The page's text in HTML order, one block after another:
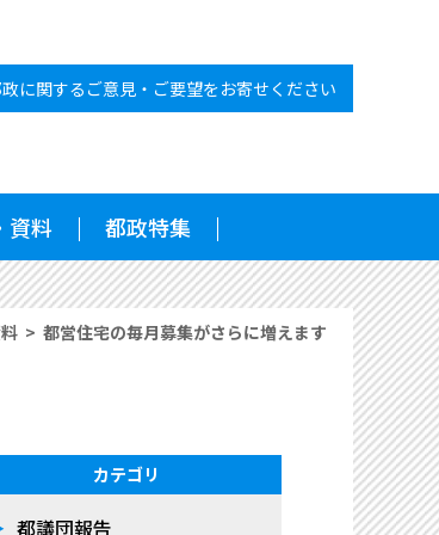
に関するご意見・ご要望をお寄せください
資料 都政特集
都営住宅の毎月募集がさらに増えます
カテゴリ
都議団報告